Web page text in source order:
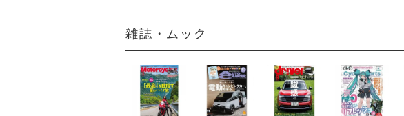
雑誌・ムック